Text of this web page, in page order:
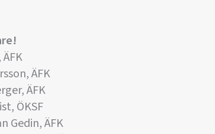
ÄFK
ÄFK
ÖKSF
Gedin, ÄFK